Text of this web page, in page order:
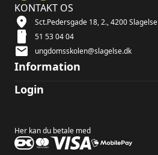
KONTAKT OS
location_on Sct.Pedersgade 18, 2., 4200 Slagelse
smartphone 51 53 04 04
mail ungdomsskolen@slagelse.dk
Information
Login
Her kan du betale med